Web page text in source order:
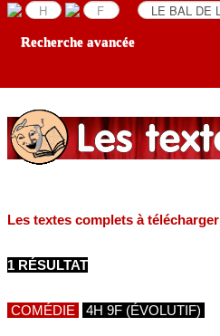
LES ANNONCES
Recherche avancée
Les textes complets à télécharger
1 RÉSULTAT
COMÉDIE 4H 9F (ÉVOLUTIF)